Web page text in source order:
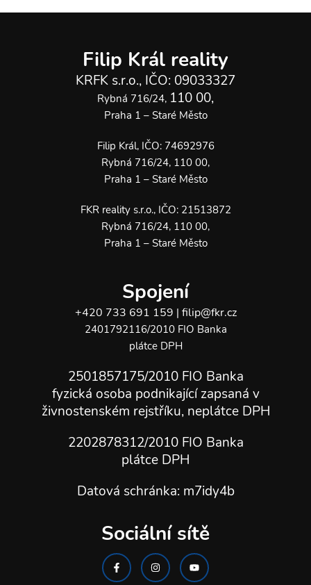
Filip Král reality
KRFK s.r.o., IČO: 09033327
Rybná 716/24, 110 00,
Praha 1 – Staré Město
Filip Král, IČO: 74692976
Rybná 716/24, 110 00,
Praha 1 – Staré Město
FKR reality s.r.o., IČO: 21513872
Rybná 716/24, 110 00,
Praha 1 – Staré Město
Spojení
+420 733 691 159 | filip@fkr.cz
2401792116/2010 FIO Banka
plátce DPH
2501857175/2010 FIO Banka
fyzická osoba podnikající zapsaná v
živnostenském rejstříku, neplátce DPH
2202878312/2010FIO Banka
plátce DPH
Datová schránka: m7idy4b
Sociální sítě